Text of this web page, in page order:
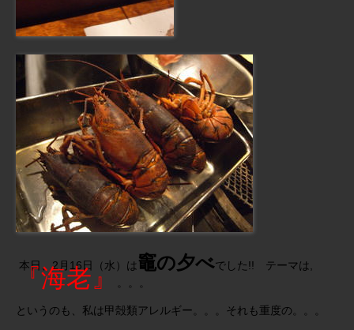
本日、2月16日（水）は 竈の夕べでした!! テーマは,
『海老』 。。。
というのも、私は甲殻類アレルギー。。。それも重度の。。。